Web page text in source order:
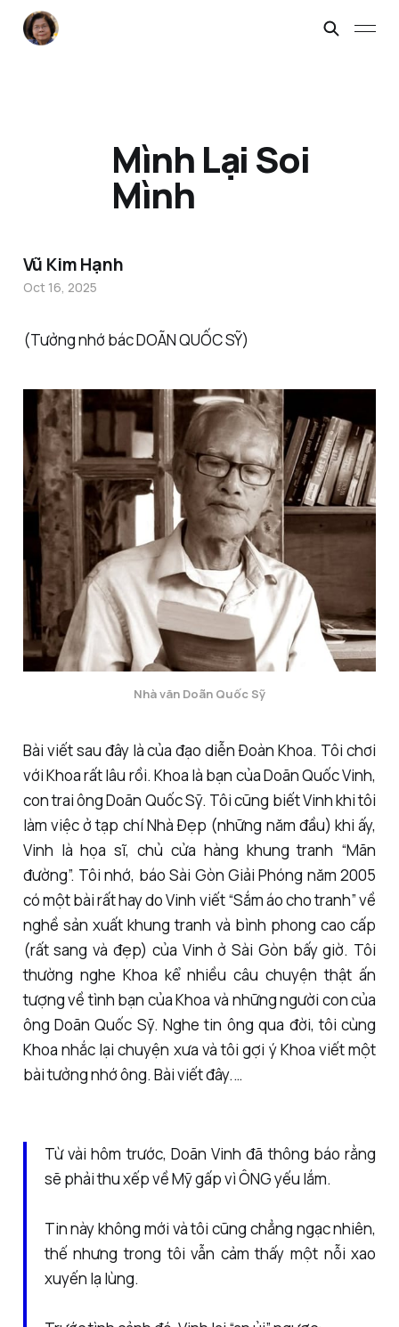
(Tưởng nhớ bác DOÃN QUỐC SỸ)
Nhà văn Doãn Quốc Sỹ
Bài viết sau đây là của đạo diễn Đoàn Khoa. Tôi chơi
với Khoa rất lâu rồi. Khoa là bạn của Doãn Quốc Vinh,
con trai ông Doãn Quốc Sỹ. Tôi cũng biết Vinh khi tôi
làm việc ở tạp chí Nhà Đẹp (những năm đầu) khi ấy,
Vinh là họa sĩ, chủ cửa hàng khung tranh “Mãn
đường”. Tôi nhớ, báo Sài Gòn Giải Phóng năm 2005
có một bài rất hay do Vinh viết “Sắm áo cho tranh” về
nghề sản xuất khung tranh và bình phong cao cấp
(rất sang và đẹp) của Vinh ở Sài Gòn bấy giờ. Tôi
thường nghe Khoa kể nhiều câu chuyện thật ấn
tượng về tình bạn của Khoa và những người con của
ông Doãn Quốc Sỹ. Nghe tin ông qua đời, tôi cùng
Khoa nhắc lại chuyện xưa và tôi gợi ý Khoa viết một
bài tưởng nhớ ông. Bài viết đây.…
Từ vài hôm trước, Doãn Vinh đã thông báo rằng
sẽ phải thu xếp về Mỹ gấp vì ÔNG yếu lắm.
Tin này không mới và tôi cũng chẳng ngạc nhiên,
thế nhưng trong tôi vẫn cảm thấy một nỗi xao
xuyến lạ lùng.
Mình Lại Soi
Mình
Vũ Kim Hạnh
Oct 16, 2025